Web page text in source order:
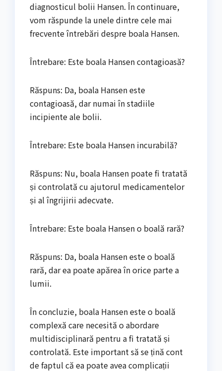
diagnosticul bolii Hansen. În continuare,
vom răspunde la unele dintre cele mai
frecvente întrebări despre boala Hansen.
Întrebare: Este boala Hansen contagioasă?
Răspuns: Da, boala Hansen este
contagioasă, dar numai în stadiile
incipiente ale bolii.
Întrebare: Este boala Hansen incurabilă?
Răspuns: Nu, boala Hansen poate fi tratată
și controlată cu ajutorul medicamentelor
și al îngrijirii adecvate.
Întrebare: Este boala Hansen o boală rară?
Răspuns: Da, boala Hansen este o boală
rară, dar ea poate apărea în orice parte a
lumii.
În concluzie, boala Hansen este o boală
complexă care necesită o abordare
multidisciplinară pentru a fi tratată și
controlată. Este important să se țină cont
de faptul că ea poate avea complicații